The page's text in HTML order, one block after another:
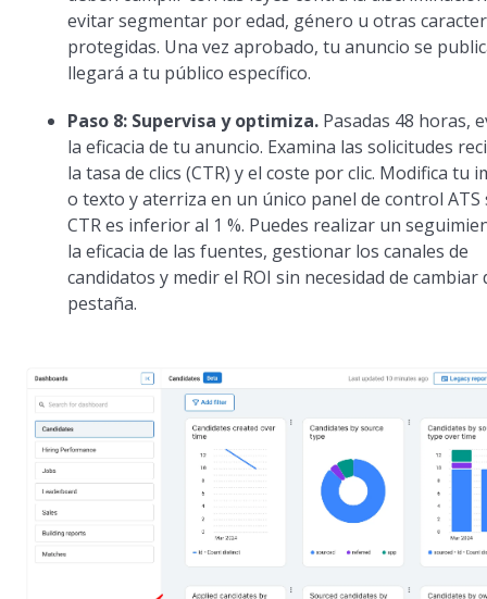
evitar segmentar por edad, género u otras
protegidas. Una vez aprobado, tu anuncio se
llegará a tu público específico.
Paso 8: Supervisa y optimiza. Pasadas 48 horas,
la eficacia de tu anuncio. Examina las solicitudes
la tasa de clics (CTR) y el coste por clic. Modifica tu
o texto y aterriza en un único panel de control ATS
CTR es inferior al 1 %. Puedes realizar un
la eficacia de las fuentes, gestionar los canales de
candidatos y medir el ROI sin necesidad de cambiar
pestaña.